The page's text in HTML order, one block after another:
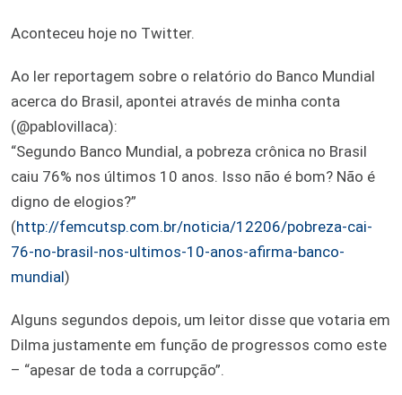
Aconteceu hoje no Twitter.
Ao ler reportagem sobre o relatório do Banco Mundial
acerca do Brasil, apontei através de minha conta
(@pablovillaca):
“Segundo Banco Mundial, a pobreza crônica no Brasil
caiu 76% nos últimos 10 anos. Isso não é bom? Não é
digno de elogios?”
(http://femcutsp.com.br/noticia/12206/pobreza-cai-
76-no-brasil-nos-ultimos-10-anos-afirma-banco-
mundial)
Alguns segundos depois, um leitor disse que votaria em
Dilma justamente em função de progressos como este
– “apesar de toda a corrupção”.